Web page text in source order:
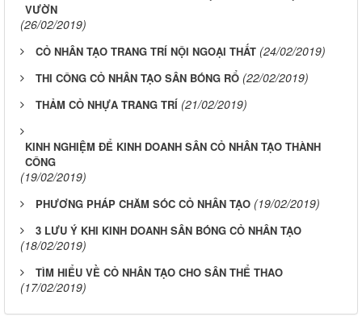
VƯỜN
(26/02/2019)
CỎ NHÂN TẠO TRANG TRÍ NỘI NGOẠI THẤT (24/02/2019)
THI CÔNG CỎ NHÂN TẠO SÂN BÓNG RỔ (22/02/2019)
THẢM CỎ NHỰA TRANG TRÍ (21/02/2019)
KINH NGHIỆM ĐỂ KINH DOANH SÂN CỎ NHÂN TẠO THÀNH
CÔNG
(19/02/2019)
PHƯƠNG PHÁP CHĂM SÓC CỎ NHÂN TẠO (19/02/2019)
3 LƯU Ý KHI KINH DOANH SÂN BÓNG CỎ NHÂN TẠO
(18/02/2019)
TÌM HIỂU VỀ CỎ NHÂN TẠO CHO SÂN THỂ THAO
(17/02/2019)